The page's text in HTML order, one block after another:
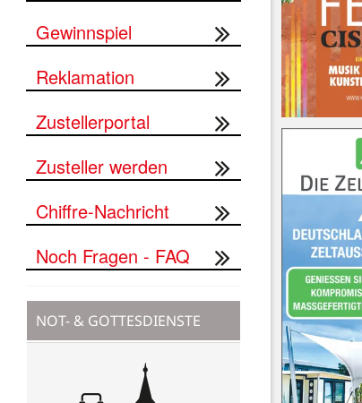
Gewinnspiel
Reklamation
Zustellerportal
Zusteller werden
Chiffre-Nachricht
Noch Fragen - FAQ
NOT- & GOTTESDIENSTE